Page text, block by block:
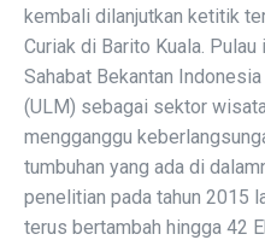
kembali dilanjutkan ketitik
Curiak di Barito Kuala.
Sahabat Bekantan
(ULM) sebagai sektor
mengganggu
tumbuhan yang ada di
penelitian pada tahun 2015
terus bertambah hingga 42